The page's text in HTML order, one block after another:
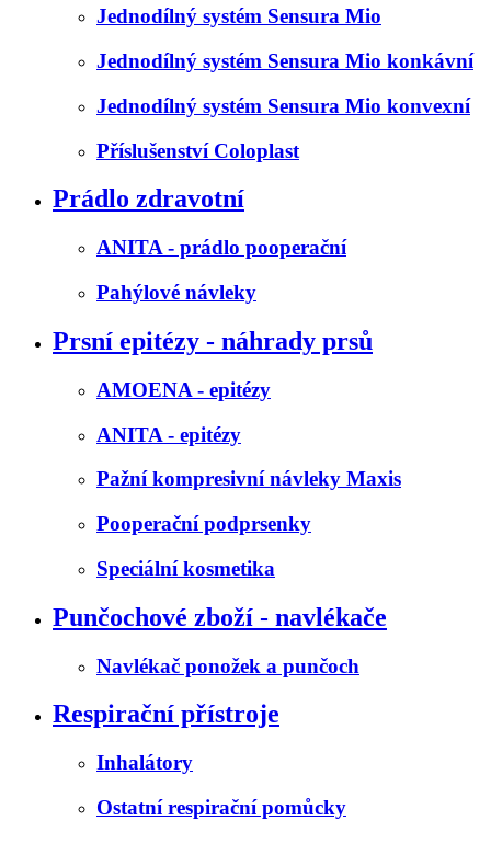
Jednodílný systém Sensura Mio
Jednodílný systém Sensura Mio konkávní
Jednodílný systém Sensura Mio konvexní
Příslušenství Coloplast
Prádlo zdravotní
ANITA - prádlo pooperační
Pahýlové návleky
Prsní epitézy - náhrady prsů
AMOENA - epitézy
ANITA - epitézy
Pažní kompresivní návleky Maxis
Pooperační podprsenky
Speciální kosmetika
Punčochové zboží - navlékače
Navlékač ponožek a punčoch
Respirační přístroje
Inhalátory
Ostatní respirační pomůcky